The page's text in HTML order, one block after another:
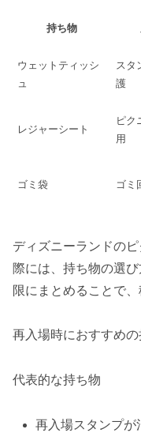
持ち物
ウェットティッシ
ュ
スタ
護
レジャーシート
ピク
用
ゴミ袋 ゴミ
ディズニーランドの
際には、持ち物の選
限にまとめることで
再入場時におすすめの
代表的な持ち物
再入場スタンプが